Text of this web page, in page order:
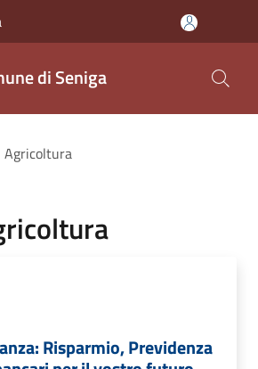
di Seniga
Agricoltura
Risparmio, Previdenza